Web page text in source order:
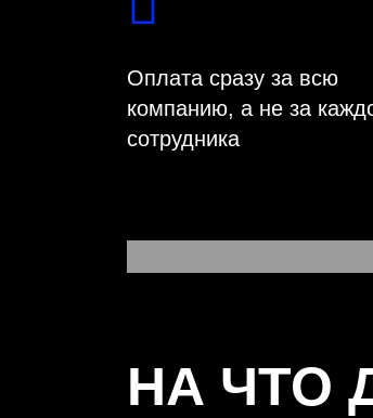
Оплата сразу за всю
компанию, а не за
сотрудника
НА ЧТО